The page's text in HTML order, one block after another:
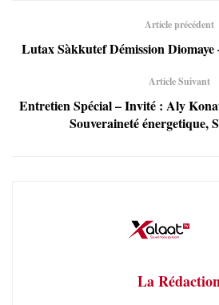
Article précédent
Lutax Sàkkutef Démission
Article Suivant
Entretien Spécial – Invité : Aly
Souveraineté énergetique,
La